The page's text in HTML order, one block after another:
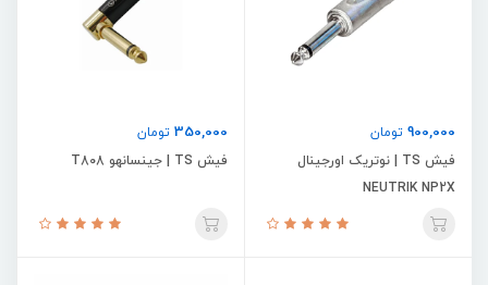
900,000 تومان
فیش TS | نوتریک اورجینال
NEUTRIK NP2X
350,000 تومان
فیش TS | جینسانهو T808